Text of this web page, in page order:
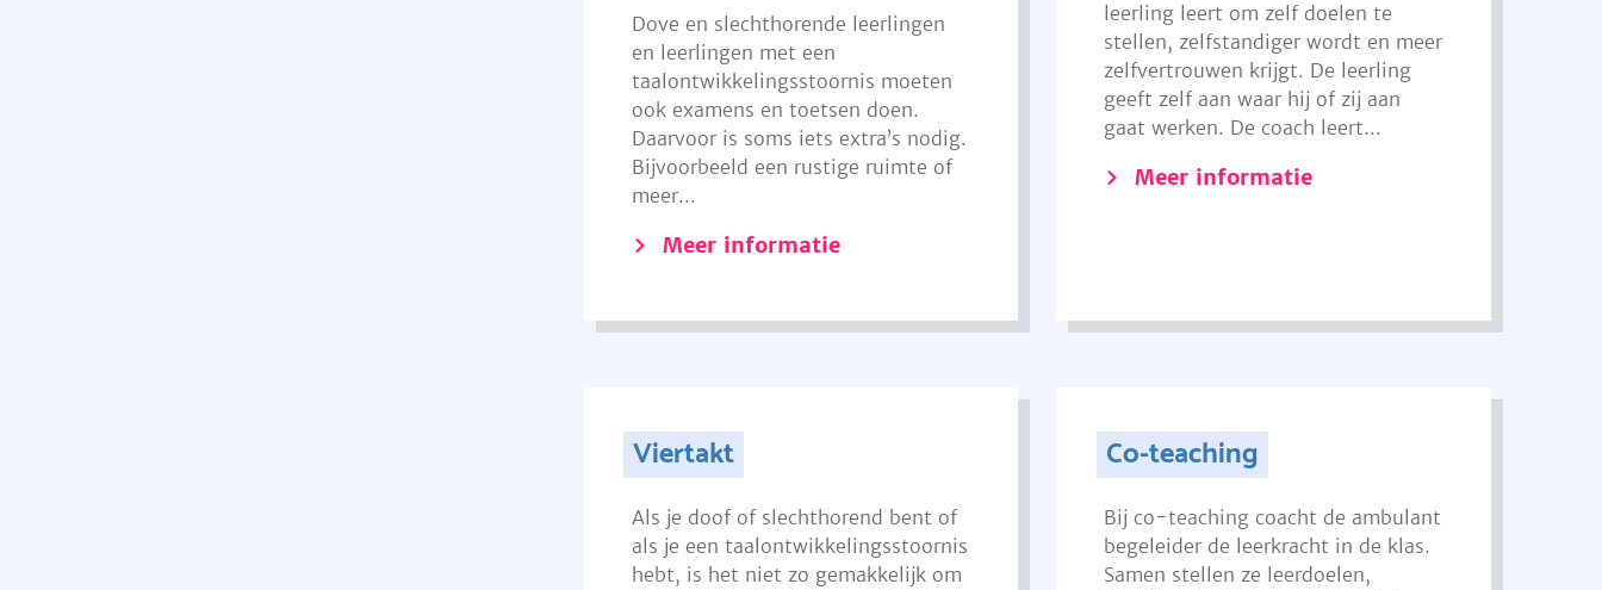
Dove en slechthorende leerlingen
en leerlingen met een
taalontwikkelingsstoornis moeten
ook examens en toetsen doen.
Daarvoor is soms iets extra’s nodig.
Bijvoorbeeld een rustige ruimte of
meer...
Meer informatie
leerling leert om zelf doelen te
stellen, zelfstandiger wordt en meer
zelfvertrouwen krijgt. De leerling
geeft zelf aan waar hij of zij aan
gaat werken. De coach leert...
Meer informatie
Viertakt
Als je doof of slechthorend bent of
als je een taalontwikkelingsstoornis
hebt, is het niet zo gemakkelijk om
Co-teaching
Bij co-teaching coacht de ambulant
begeleider de leerkracht in de klas.
Samen stellen ze leerdoelen,